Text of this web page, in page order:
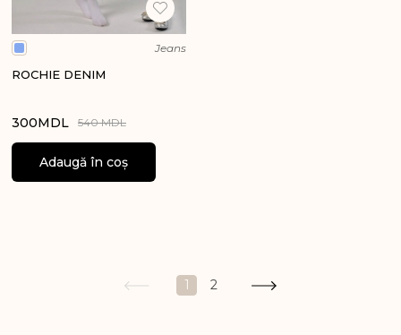
Jeans
ROCHIE DENIM
300MDL 540 MDL
Adaugă în coș
1 2